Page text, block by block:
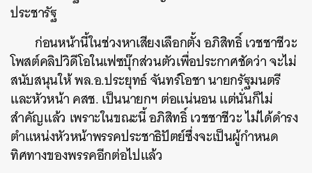
ประชารัฐ
ก่อนหน้านี้ในช่วงหาเสียงเลือกตั้ง อภิสิทธิ์ เวชชาชีวะ
โพสต์คลิปวิดีโอในเฟซบุ๊กส่วนตัวเพื่อประกาศชัดว่า จะไม่
สนับสนุนให้ พล.อ.ประยุทธ์ จันทร์โอชา นายกรัฐมนตรี
และหัวหน้า คสช. เป็นนายกฯ ต่อแน่นอน แต่นั่นก็ไม่
สำคัญแล้ว เพราะในขณะนี้ อภิสิทธิ์ เวชชาชีวะ ไม่ได้ดำรง
ตำแหน่งหัวหน้าพรรคประชาธิปัตย์ซึ่งจะเป็นผู้กำหนด
ทิศทางของพรรคอีกต่อไปแล้ว